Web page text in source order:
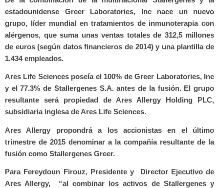
estadounidense Greer Laboratories, Inc nace un nuevo
grupo, líder mundial en tratamientos de inmunoterapia con
alérgenos, que suma unas ventas totales de 312,5 millones
de euros (según datos financieros de 2014) y una plantilla de
1.434 empleados.
Ares Life Sciences poseía el 100% de Greer Laboratories, Inc
y el 77.3% de Stallergenes S.A. antes de la fusión. El grupo
resultante será propiedad de Ares Allergy Holding PLC,
subsidiaria inglesa de Ares Life Sciences.
Ares Allergy propondrá a los accionistas en el último
trimestre de 2015 denominar a la compañía resultante de la
fusión como Stallergenes Greer.
Para Fereydoun Firouz, Presidente y
Director Ejecutivo de
Ares Allergy,
“al combinar los activos de Stallergenes y